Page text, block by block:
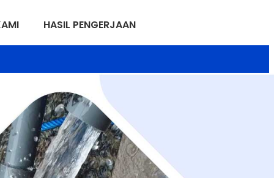
HASIL PENGERJAAN